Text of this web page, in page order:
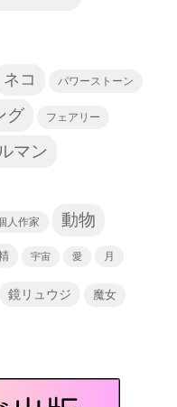
ネコ パワーストーン
グ フェアリー
マン
人作家 動物
宇宙 愛 月
鏡リュウジ 魔女